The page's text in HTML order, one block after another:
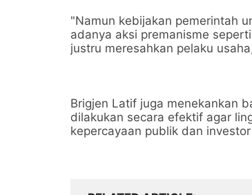
"Namun kebijakan pemerintah
adanya aksi premanisme
justru meresahkan pelaku
Brigjen Latif juga menekankan
dilakukan secara efektif agar
kepercayaan publik dan